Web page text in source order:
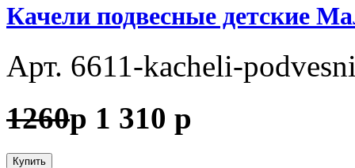
Качели подвесные детские
Арт. 6611-kacheli-
1260p 1 310 p
Купить